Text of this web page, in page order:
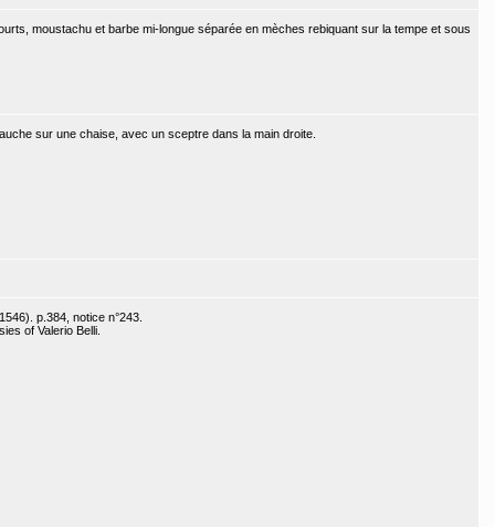
moustachu et barbe mi-longue séparée en mèches rebiquant sur la tempe et sous
sur une chaise, avec un sceptre dans la main droite.
p.384, notice n°243.
of Valerio Belli.